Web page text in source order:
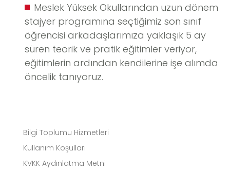
Meslek Yüksek Okullarından uzun dönem
stajyer programına seçtiğimiz son sınıf
öğrencisi arkadaşlarımıza yaklaşık 5 ay
süren teorik ve pratik eğitimler veriyor,
eğitimlerin ardından kendilerine işe alımda
öncelik tanıyoruz.
Bilgi Toplumu Hizmetleri
Kullanım Koşulları
KVKK Aydınlatma Metni